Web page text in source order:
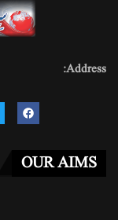
Address:
OUR AIMS